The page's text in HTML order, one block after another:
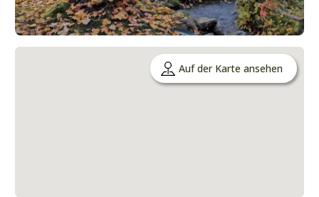
Auf der Karte ansehen